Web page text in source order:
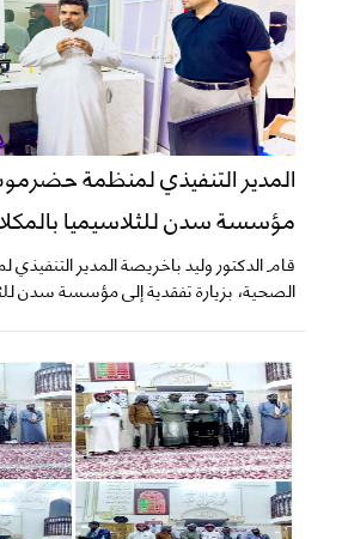
المدير التنفيذي لمنظمة
مؤسسة سدن للثلاسيميا
قام الدكتور وليد باخريصة المدير
الصحية، بزيارة تفقدية إلى مؤسسة سدن